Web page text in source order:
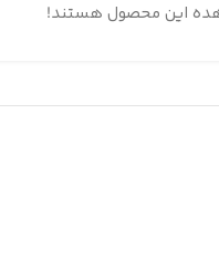
این محصول هستند!